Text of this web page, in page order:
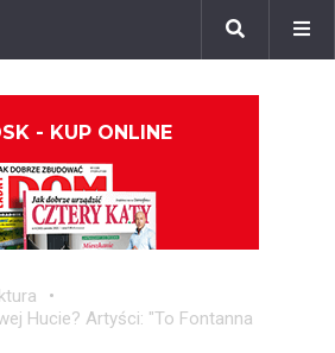
- KUP ONLINE
Hucie? Artyści: "To Fontanna